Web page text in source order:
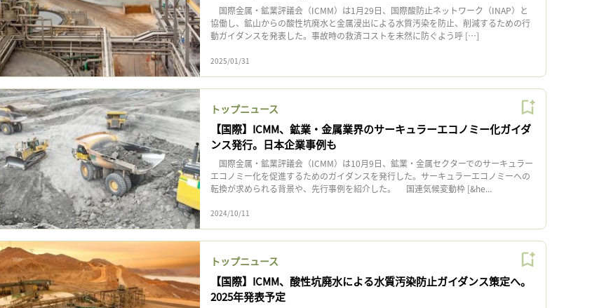
国際金属・鉱業評議会（ICMM）は1月29日、国際酸防止ネットワーク（INAP）と
協働し、鉱山からの酸性坑廃水と金属浸出による水質汚染を防止、削減するための行
動ガイダンスを発表した。事故時の救済コストを未然に防ぐよう呼 […]
2025/01/31
トップニュース
【国際】ICMM、鉱業・金属業界のサーキュラーエコノミー化ガイダ
ンス発行。日本企業事例も
国際金属・鉱業評議会（ICMM）は10月9日、鉱業・金属セクターでのサーキュラー
エコノミー化を促進するためのガイダンスを発行した。サーキュラーエコノミーへの
転換が求められる背景や、先行事例を紹介した。 国連気候変動枠 [&he...
2024/10/11
トップニュース
【国際】ICMM、酸性坑廃水による水質汚染防止ガイダンス策定へ。
2025年発表予定